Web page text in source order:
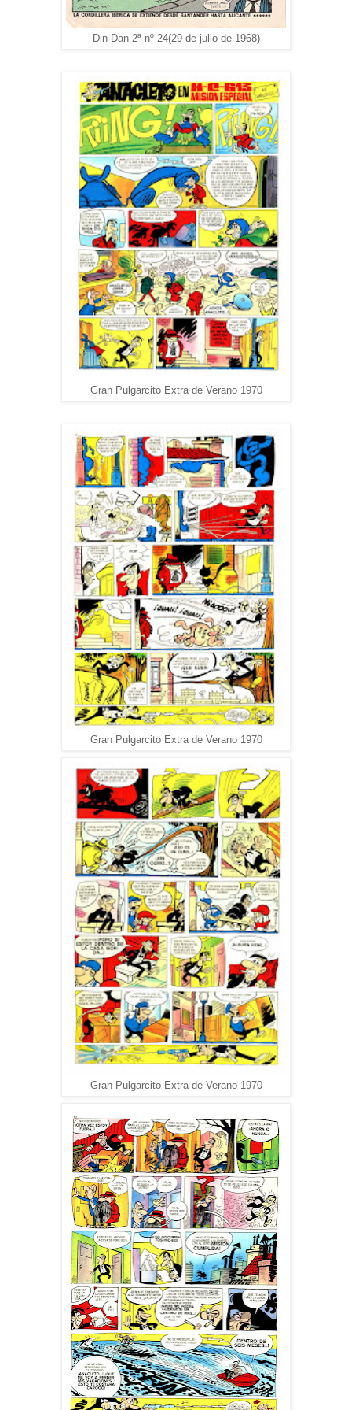
Din Dan 2ª nº 24(29 de julio de 1968)
Gran Pulgarcito Extra de Verano 1970
Gran Pulgarcito Extra de Verano 1970
Gran Pulgarcito Extra de Verano 1970